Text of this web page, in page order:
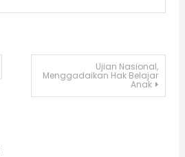
Ujian Nasional,
Menggadaikan Hak Belajar
Anak